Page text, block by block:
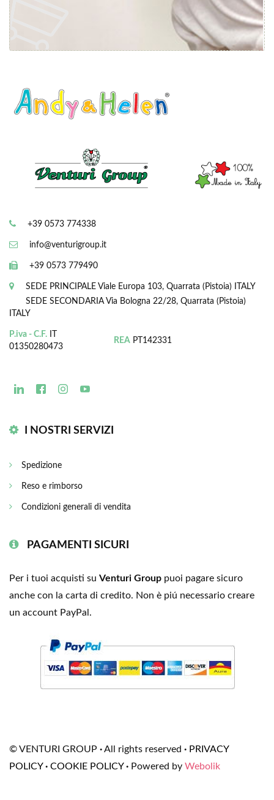
+39 0573 774338
info@venturigroup.it
+39 0573 779490
SEDE PRINCIPALE Viale Europa 103, Quarrata (Pistoia) ITALY
SEDE SECONDARIA Via Bologna 22/28, Quarrata (Pistoia)
ITALY
P.iva - C.F.
01350280473
REA PT142331
I NOSTRI SERVIZI
Spedizione
Reso e rimborso
Condizioni generali di vendita
PAGAMENTI SICURI
Per i tuoi acquisti su Venturi Group puoi pagare sicuro
anche con la carta di credito. Non è piú necessario creare
un account PayPal.
© VENTURI GROUP ·All rights reserved · PRIVACY
POLICY · COOKIE POLICY · Powered by Webolik